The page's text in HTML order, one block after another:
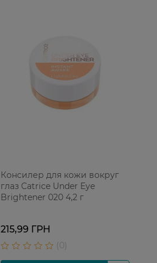
Консилер для кожи вокруг
глаз Catrice Under Eye
Brightener 020 4,2 г
215,99 ГРН